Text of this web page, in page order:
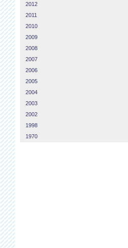
2012
2011
2010
2009
2008
2007
2006
2005
2004
2003
2002
1998
1970